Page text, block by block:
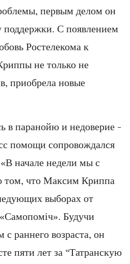
первым делом он
поддержки. С появлением
Ростелекома к
не только не
приобрела новые
в паранойю и недоверие –
помощи сопровождался
начале недели мы с
том, что Максим Криппа
выборах от
Будучи
раннего возраста, он
пяти лет за “Татранскую